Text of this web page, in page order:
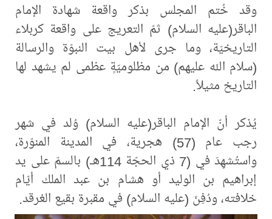
وقد خُتم المجلس بذكر واقعة شهادة الإمام
الباقر(عليه السلام) ثمّ التعريج على واقعة كربلاء
التاريخيّة، وما جرى لأهل بيت النبوّة والرسالة
(سلام الله عليهم) من مظلوميّةٍ عظمى لم يشهد لها
التاريخ مثيلاً.
يُذكر أنّ الإمام الباقر(عليه السلام) وُلد في شهر
رجب عام (57) هجرية، في المدينة المنوّرة،
واستُشهِدَ في (7 ذي الحجّة 114هـ) بالسمّ على يد
إبراهيم بن الوليد أو هشام بن عبد الملك أيّام
خلافته، ودُفِنَ (عليه السلام) في مقبرة بقيع الغرقد.